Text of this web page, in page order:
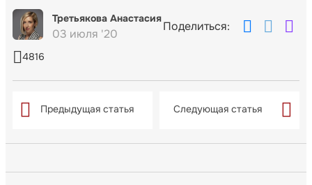
Третьякова Анастасия
03 июля '20 Поделиться:
4816
Предыдущая статья Следующая статья